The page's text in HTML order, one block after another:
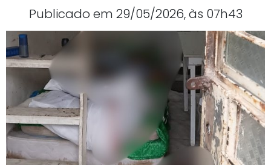
Publicado em 29/05/2026, às 07h43